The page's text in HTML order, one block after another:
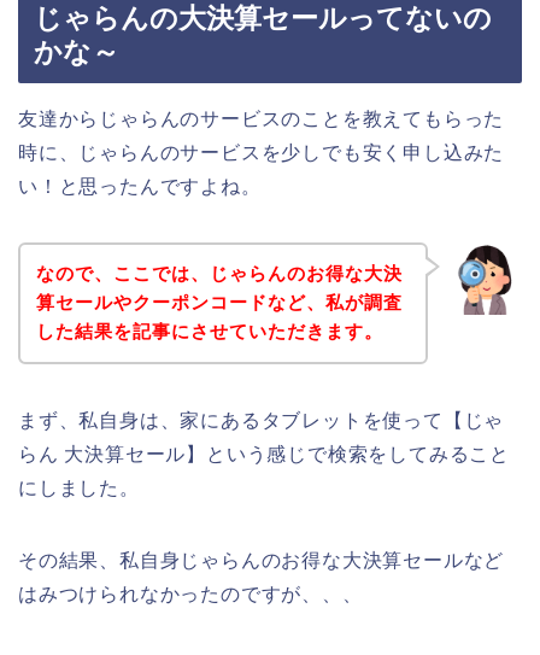
じゃらんの大決算セールってないの
かな～
友達からじゃらんのサービスのことを教えてもらった
時に、じゃらんのサービスを少しでも安く申し込みた
い！と思ったんですよね。
なので、ここでは、じゃらんのお得な大決
算セールやクーポンコードなど、私が調査
した結果を記事にさせていただきます。
まず、私自身は、家にあるタブレットを使って【じゃ
らん 大決算セール】という感じで検索をしてみること
にしました。
その結果、私自身じゃらんのお得な大決算セールなど
はみつけられなかったのですが、、、